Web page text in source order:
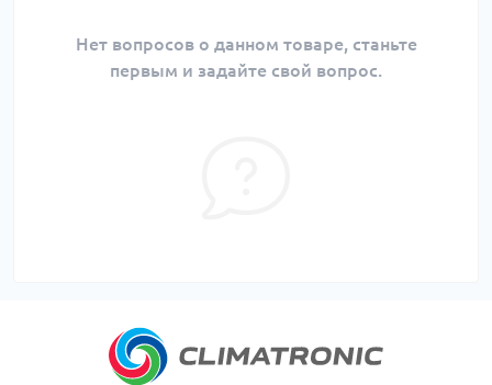
Нет вопросов о данном товаре, станьте
первым и задайте свой вопрос.